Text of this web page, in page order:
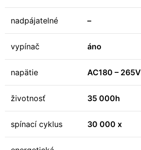
nadpájatelné –
vypínač áno
napätie AC180 – 265V
životnosť 35 000h
spínací cyklus 30 000 x